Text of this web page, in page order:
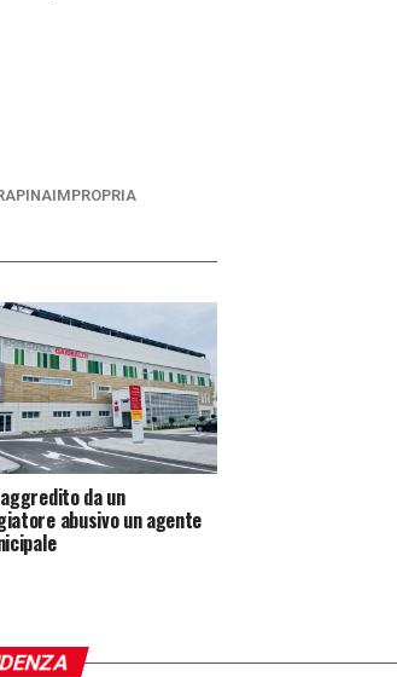
da un
abusivo un agente